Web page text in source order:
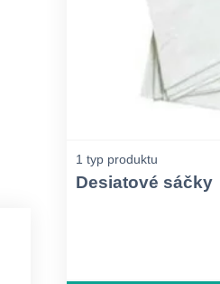
1 typ produktu
Desiatové sáčky